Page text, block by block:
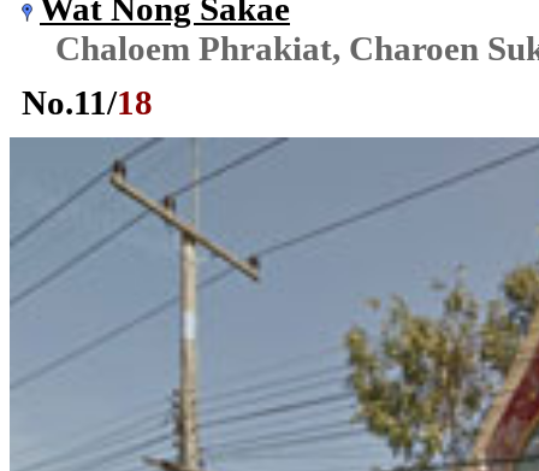
Wat Nong Sakae
Chaloem Phrakiat, Charoen
No.11/18